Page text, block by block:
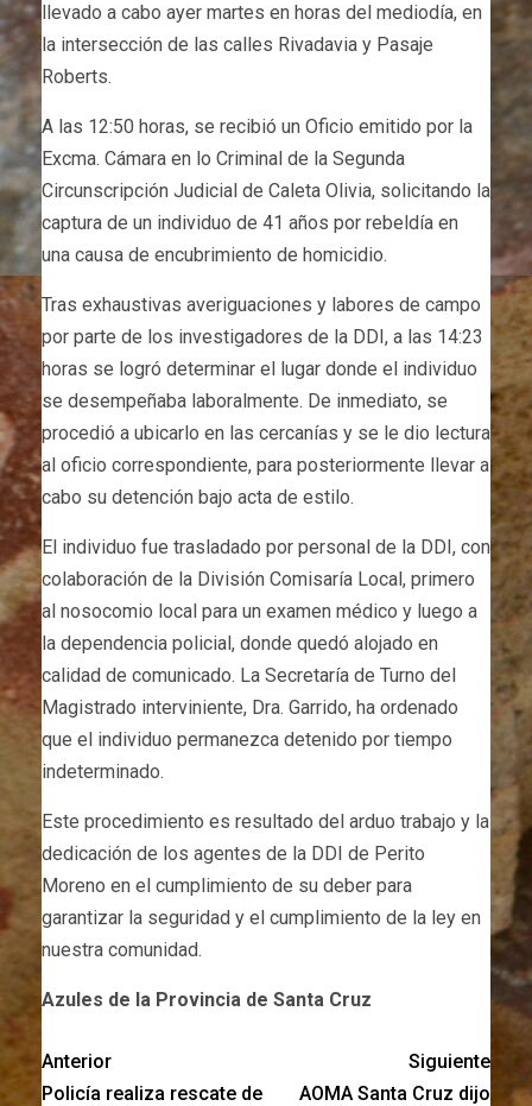
llevado a cabo ayer martes en horas del mediodía, en
la intersección de las calles Rivadavia y Pasaje
Roberts.
A las 12:50 horas, se recibió un Oficio emitido por la
Excma. Cámara en lo Criminal de la Segunda
Circunscripción Judicial de Caleta Olivia, solicitando la
captura de un individuo de 41 años por rebeldía en
una causa de encubrimiento de homicidio.
Tras exhaustivas averiguaciones y labores de campo
por parte de los investigadores de la DDI, a las 14:23
horas se logró determinar el lugar donde el individuo
se desempeñaba laboralmente. De inmediato, se
procedió a ubicarlo en las cercanías y se le dio lectura
al oficio correspondiente, para posteriormente llevar a
cabo su detención bajo acta de estilo.
El individuo fue trasladado por personal de la DDI, con
colaboración de la División Comisaría Local, primero
al nosocomio local para un examen médico y luego a
la dependencia policial, donde quedó alojado en
calidad de comunicado. La Secretaría de Turno del
Magistrado interviniente, Dra. Garrido, ha ordenado
que el individuo permanezca detenido por tiempo
indeterminado.
Este procedimiento es resultado del arduo trabajo y la
dedicación de los agentes de la DDI de Perito
Moreno en el cumplimiento de su deber para
garantizar la seguridad y el cumplimiento de la ley en
nuestra comunidad.
Azules de la Provincia de Santa Cruz
Anterior
Policía realiza rescate de
Siguiente
AOMA Santa Cruz dijo